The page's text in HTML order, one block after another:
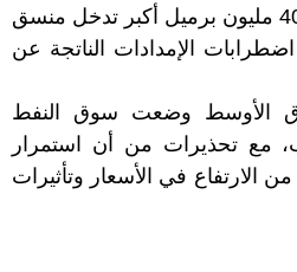
تمثل عملية الإفراج عن 400 مليون برميل أكبر تدخل منسق
الإمدادات الناتجة عن
الأوسط وضعت سوق النفط
مع تحذيرات من أن استمرار
الارتفاع في الأسعار وتأثيرات